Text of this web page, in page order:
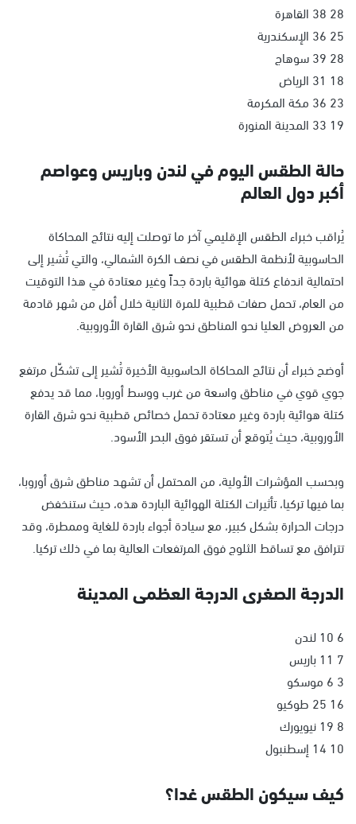
28 38 القاهرة
25 36 الإسكندرية
28 39 سوهاج
18 31 الرياض
23 36 مكة المكرمة
19 33 المدينة المنورة
حالة الطقس اليوم في لندن وباريس وعواصم
أكبر دول العالم
يُراقب خبراء الطقس الإقليمي آخر ما توصلت إليه نتائج المحاكاة
الحاسوبية لأنظمة الطقس في نصف الكرة الشمالي، والتي تُشير إلى
احتمالية اندفاع كتلة هوائية باردة جداً وغير معتادة في هذا التوقيت
من العام، تحمل صفات قطبية للمرة الثانية خلال أقل من شهر قادمة
من العروض العليا نحو المناطق نحو شرق القارة الأوروبية.
أوضح خبراء أن نتائج المحاكاة الحاسوبية الأخيرة تُشير إلى تشكّل مرتفع
جوي قوي في مناطق واسعة من غرب ووسط أوروبا، مما قد يدفع
كتلة هوائية باردة وغير معتادة تحمل خصائص قطبية نحو شرق القارة
الأوروبية، حيث يُتوقع أن تستقر فوق البحر الأسود.
وبحسب المؤشرات الأولية، من المحتمل أن تشهد مناطق شرق أوروبا،
بما فيها تركيا، تأثيرات الكتلة الهوائية الباردة هذه، حيث ستنخفض
درجات الحرارة بشكل كبير، مع سيادة أجواء باردة للغاية وممطرة، وقد
تترافق مع تساقط الثلوج فوق المرتفعات العالية بما في ذلك تركيا.
الدرجة الصغرى الدرجة العظمى المدينة
6 10 لندن
7 11 باريس
3 6 موسكو
16 25 طوكيو
8 19 نيويورك
10 14 إسطنبول
كيف سيكون الطقس غدا؟